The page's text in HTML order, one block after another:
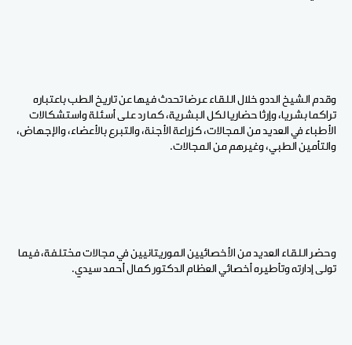
وقدم الشيخ الددو خلال اللقاء عرضا تحدث فيها عن تاريخ الطب باعتباره
تراكما بشريا، وإرثا حضاريا لكل البشرية، كما رد على أسئلة واستشكالات
الأطباء في العديد من المجالات، كزراعة الأجنة، والتبرع بالأعضاء، والإجهاض،
والتأمين الطبي، وغيرهم من المجالات.
وحضر اللقاء العديد من الأخصائيين الموريتانيين في مجالات مختلفة، فيما
تولى إدارته وتأطيره أخصائي العظام الدكتور كمال أحمد سيدي.